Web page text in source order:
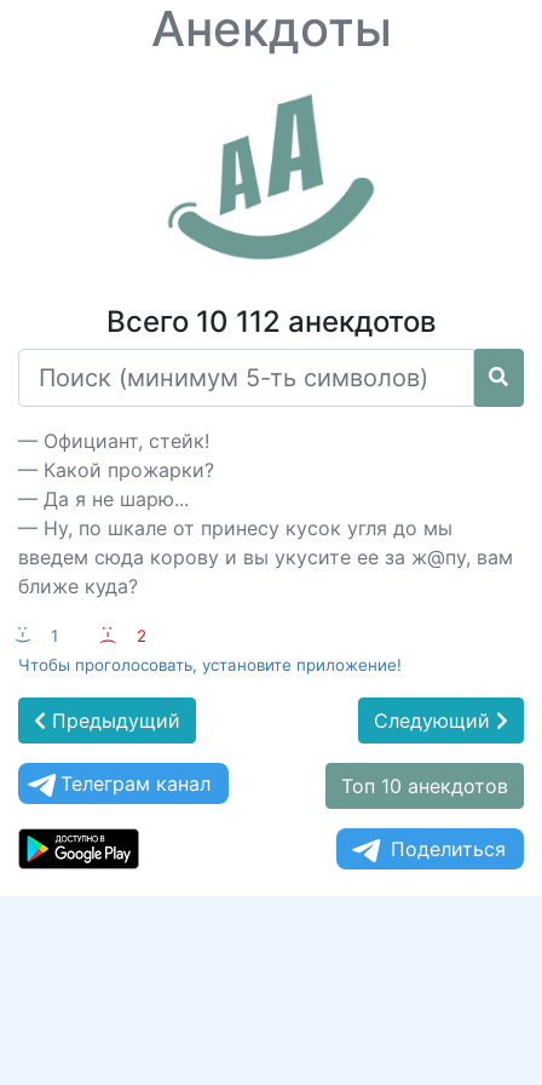
Анекдоты
Всего 10 112 анекдотов
— Официант, стейк!
— Какой прожарки?
— Да я не шарю...
— Ну, по шкале от принесу кусок угля до мы
введем сюда корову и вы укусите ее за ж@пу, вам
ближе куда?
:-) 1 :-(
2
Чтобы проголосовать, установите приложение!
Предыдущий Следующий
Телеграм канал Топ 10 анекдотов
Поделиться